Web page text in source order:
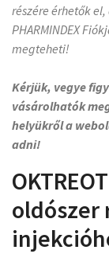
részére érhetők
PHARMINDEX
megteheti!
Kérjük, vegye
vásárolhatók
helyükről a
adni!
oldószer